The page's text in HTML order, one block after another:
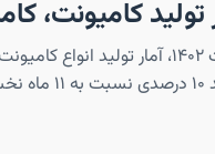
در ۱۱ ماه نخست ۱۴۰۲، آمار تولید